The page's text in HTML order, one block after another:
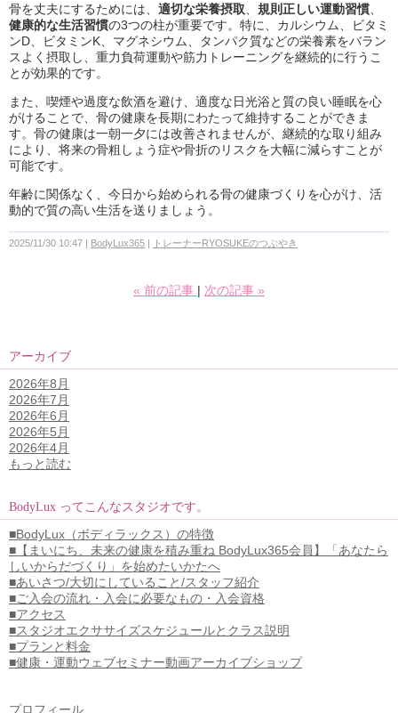
骨を丈夫にするためには、 適切な栄養摂取 規則正しい運動習慣
健康的な生活習慣の3つの柱が重要です。特に、カルシウム、ビタミ
ンD、ビタミンK、マグネシウム、タンパク質などの栄養素をバラン
スよく摂取し、重力負荷運動や筋力トレーニングを継続的に行うこ
とが効果的です。
また、喫煙や過度な飲酒を避け、適度な日光浴と質の良い睡眠を心
がけることで、骨の健康を長期にわたって維持することができま
す。骨の健康は一朝一夕には改善されませんが、継続的な取り組み
により、将来の骨粗しょう症や骨折のリスクを大幅に減らすことが
可能です。
年齢に関係なく、今日から始められる骨の健康づくりを心がけ、活
動的で質の高い生活を送りましょう。
2025/11/30 10:47 BodyLux365 トレーナーRYOSUKEのつぶやき
« 前の記事 次の記事 »
アーカイブ
2026年8月
2026年7月
2026年6月
2026年5月
2026年4月
もっと読む
BodyLux ってこんなスタジオです。
■BodyLux（ボディラックス）の特徴
■【まいにち、未来の健康を積み重ね BodyLux365会員】「あなたら
しいからだづくり」を始めたいかたへ
■あいさつ/大切にしていること/スタッフ紹介
■ご入会の流れ・入会に必要なもの・入会資格
■アクセス
■スタジオエクササイズスケジュールとクラス説明
■プランと料金
■健康・運動ウェブセミナー動画アーカイブショップ
プロフィール